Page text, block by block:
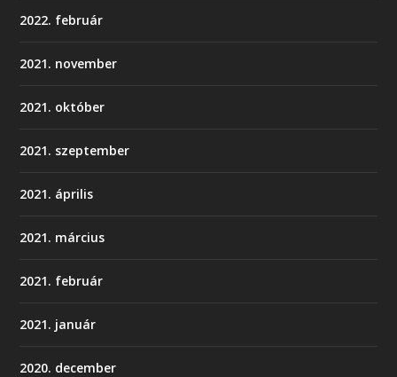
2022. február
2021. november
2021. október
2021. szeptember
2021. április
2021. március
2021. február
2021. január
2020. december